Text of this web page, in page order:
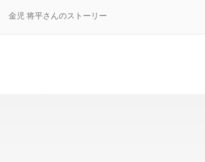
は？
金児 将平さんのストーリー